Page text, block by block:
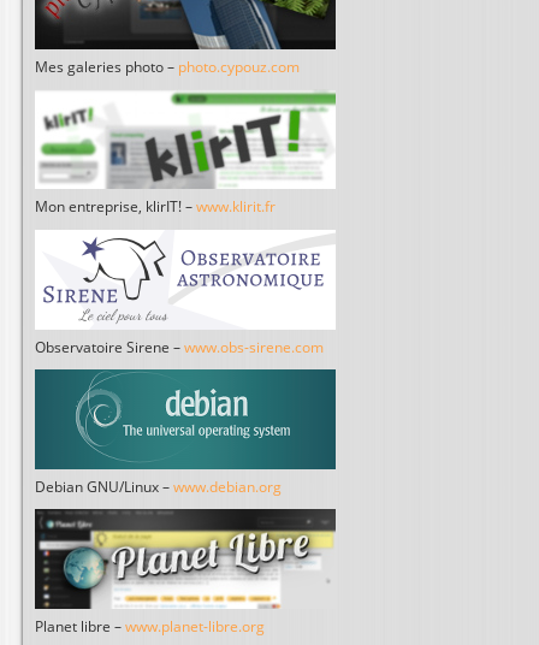
Mes galeries photo – photo.cypouz.com
Mon entreprise, klirIT! – www.klirit.fr
Observatoire Sirene – www.obs-sirene.com
Debian GNU/Linux – www.debian.org
Planet libre – www.planet-libre.org